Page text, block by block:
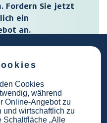
Fordern Sie jetzt
ein
an.
Cookies
während
Online-Angebot zu
und wirtschaftlich zu
Schaltfläche „Alle